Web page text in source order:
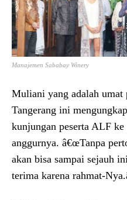
Manajemen Sababay Winery
Muliani yang adalah umat
Tangerang ini
kunjungan peserta ALF
anggurnya. â€œTanpa
akan bisa sampai sejauh
terima karena rahmat-